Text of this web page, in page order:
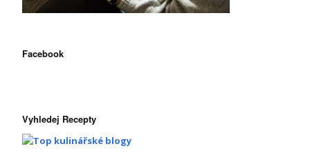
Facebook
Vyhledej Recepty